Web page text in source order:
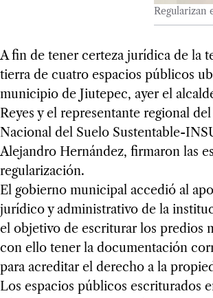
Regularizan
A fin de tener certeza jurídica de la
tierra de cuatro espacios públicos
municipio de Jiutepec, ayer el
Reyes y el representante regional
Nacional del Suelo Sustentable-
Alejandro Hernández, firmaron las
regularización.
El gobierno municipal accedió al
jurídico y administrativo de la
el objetivo de escriturar los predios
con ello tener la documentación
para acreditar el derecho a la
Los espacios públicos escriturados